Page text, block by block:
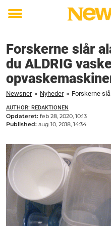
Toggle
Forskerne slår
du ALDRIG
Newsner » Nyheder »
AUTHOR: REDAKTIONEN
Opdateret: feb 28, 2020, 10:13
Published: aug 10, 2018, 14:34